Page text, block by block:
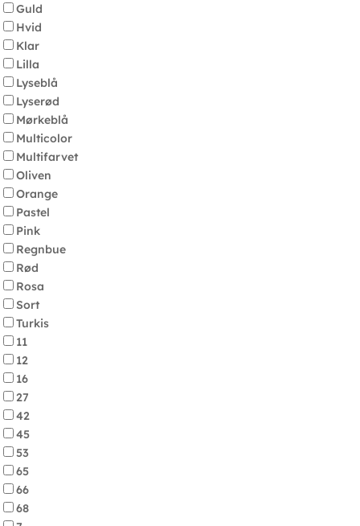
Guld
Hvid
Klar
Lilla
Lyseblå
Lyserød
Mørkeblå
Multicolor
Multifarvet
Oliven
Orange
Pastel
Pink
Regnbue
Rød
Rosa
Sort
Turkis
11
12
16
27
42
45
53
65
66
68